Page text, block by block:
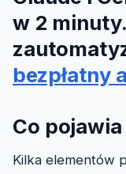
w 2 minuty.
bezpłatny
Co
Kilka elementów